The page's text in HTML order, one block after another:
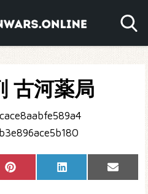
古河薬局
Share
on
Pinterest Share
on
LinkedIn
Share
on
Email